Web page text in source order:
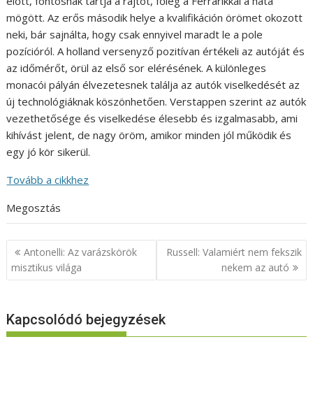
mögött. Az erős második helye a kvalifikáción örömet okozott
neki, bár sajnálta, hogy csak ennyivel maradt le a pole
pozícióról. A holland versenyző pozitívan értékeli az autóját és
az időmérőt, örül az első sor elérésének. A különleges
monacói pályán élvezetesnek találja az autók viselkedését az
új technológiáknak köszönhetően. Verstappen szerint az autók
vezethetősége és viselkedése élesebb és izgalmasabb, ami
kihívást jelent, de nagy öröm, amikor minden jól működik és
egy jó kör sikerül.
Tovább a cikkhez
Megosztás
Bejegyzés
navigáció
Antonelli: Az varázskörök
misztikus világa
Russell: Valamiért nem fekszik
nekem az autó
Kapcsolódó bejegyzések